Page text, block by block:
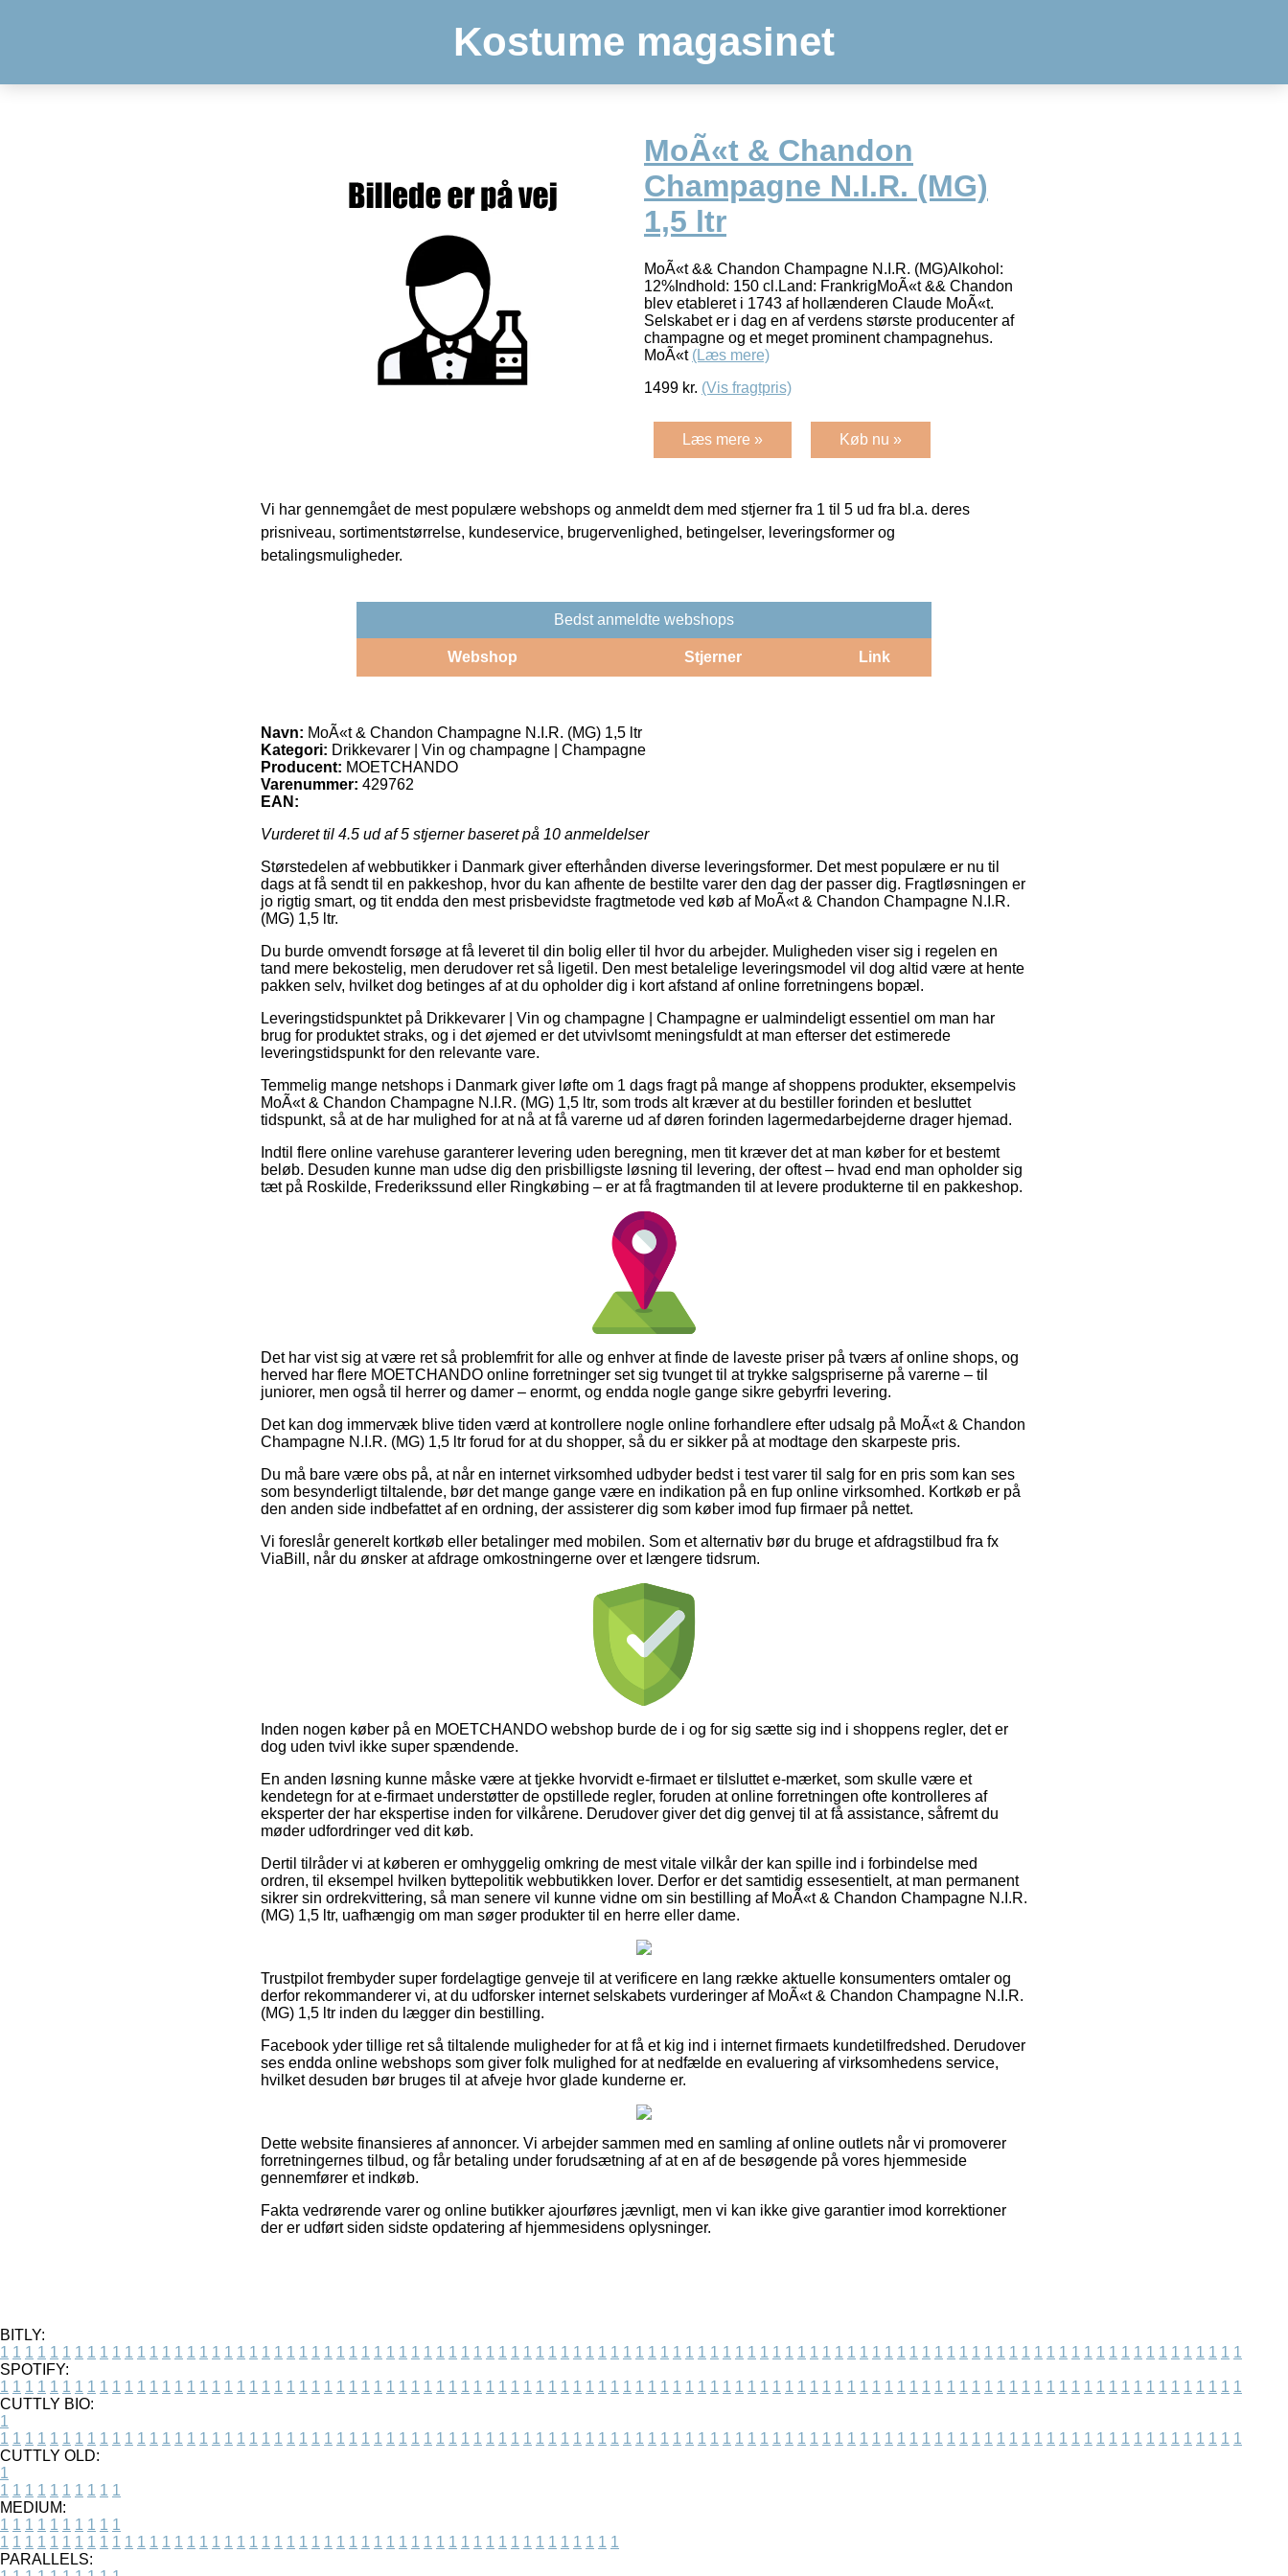
Kostume magasinet
MoÃ«t & Chandon
Champagne N.I.R. (MG)
1,5 ltr
MoÃ«t && Chandon Champagne N.I.R. (MG)Alkohol:
12%Indhold: 150 cl.Land: FrankrigMoÃ«t && Chandon
blev etableret i 1743 af hollænderen Claude MoÃ«t.
Selskabet er i dag en af verdens største producenter af
champagne og et meget prominent champagnehus.
MoÃ«t (Læs mere)
1499 kr. (Vis fragtpris)
Læs mere » Køb nu »
Vi har gennemgået de mest populære webshops og anmeldt dem med stjerner fra 1 til 5 ud fra bl.a. deres
prisniveau, sortimentstørrelse, kundeservice, brugervenlighed, betingelser, leveringsformer og
betalingsmuligheder.
Bedst anmeldte webshops
Webshop Stjerner Link
Navn: MoÃ«t & Chandon Champagne N.I.R. (MG) 1,5 ltr
Kategori: Drikkevarer | Vin og champagne | Champagne
Producent: MOETCHANDO
Varenummer: 429762
EAN:
Vurderet til 4.5 ud af 5 stjerner baseret på 10 anmeldelser
Størstedelen af webbutikker i Danmark giver efterhånden diverse leveringsformer. Det mest populære er nu til
dags at få sendt til en pakkeshop, hvor du kan afhente de bestilte varer den dag der passer dig. Fragtløsningen er
jo rigtig smart, og tit endda den mest prisbevidste fragtmetode ved køb af MoÃ«t & Chandon Champagne N.I.R.
(MG) 1,5 ltr.
Du burde omvendt forsøge at få leveret til din bolig eller til hvor du arbejder. Muligheden viser sig i regelen en
tand mere bekostelig, men derudover ret så ligetil. Den mest betalelige leveringsmodel vil dog altid være at hente
pakken selv, hvilket dog betinges af at du opholder dig i kort afstand af online forretningens bopæl.
Leveringstidspunktet på Drikkevarer | Vin og champagne | Champagne er ualmindeligt essentiel om man har
brug for produktet straks, og i det øjemed er det utvivlsomt meningsfuldt at man efterser det estimerede
leveringstidspunkt for den relevante vare.
Temmelig mange netshops i Danmark giver løfte om 1 dags fragt på mange af shoppens produkter, eksempelvis
MoÃ«t & Chandon Champagne N.I.R. (MG) 1,5 ltr, som trods alt kræver at du bestiller forinden et besluttet
tidspunkt, så at de har mulighed for at nå at få varerne ud af døren forinden lagermedarbejderne drager hjemad.
Indtil flere online varehuse garanterer levering uden beregning, men tit kræver det at man køber for et bestemt
beløb. Desuden kunne man udse dig den prisbilligste løsning til levering, der oftest – hvad end man opholder sig
tæt på Roskilde, Frederikssund eller Ringkøbing – er at få fragtmanden til at levere produkterne til en pakkeshop.
Det har vist sig at være ret så problemfrit for alle og enhver at finde de laveste priser på tværs af online shops, og
herved har flere MOETCHANDO online forretninger set sig tvunget til at trykke salgspriserne på varerne – til
juniorer, men også til herrer og damer – enormt, og endda nogle gange sikre gebyrfri levering.
Det kan dog immervæk blive tiden værd at kontrollere nogle online forhandlere efter udsalg på MoÃ«t & Chandon
Champagne N.I.R. (MG) 1,5 ltr forud for at du shopper, så du er sikker på at modtage den skarpeste pris.
Du må bare være obs på, at når en internet virksomhed udbyder bedst i test varer til salg for en pris som kan ses
som besynderligt tiltalende, bør det mange gange være en indikation på en fup online virksomhed. Kortkøb er på
den anden side indbefattet af en ordning, der assisterer dig som køber imod fup firmaer på nettet.
Vi foreslår generelt kortkøb eller betalinger med mobilen. Som et alternativ bør du bruge et afdragstilbud fra fx
ViaBill, når du ønsker at afdrage omkostningerne over et længere tidsrum.
Inden nogen køber på en MOETCHANDO webshop burde de i og for sig sætte sig ind i shoppens regler, det er
dog uden tvivl ikke super spændende.
En anden løsning kunne måske være at tjekke hvorvidt e-firmaet er tilsluttet e-mærket, som skulle være et
kendetegn for at e-firmaet understøtter de opstillede regler, foruden at online forretningen ofte kontrolleres af
eksperter der har ekspertise inden for vilkårene. Derudover giver det dig genvej til at få assistance, såfremt du
møder udfordringer ved dit køb.
Dertil tilråder vi at køberen er omhyggelig omkring de mest vitale vilkår der kan spille ind i forbindelse med
ordren, til eksempel hvilken byttepolitik webbutikken lover. Derfor er det samtidig essesentielt, at man permanent
sikrer sin ordrekvittering, så man senere vil kunne vidne om sin bestilling af MoÃ«t & Chandon Champagne N.I.R.
(MG) 1,5 ltr, uafhængig om man søger produkter til en herre eller dame.
Trustpilot frembyder super fordelagtige genveje til at verificere en lang række aktuelle konsumenters omtaler og
derfor rekommanderer vi, at du udforsker internet selskabets vurderinger af MoÃ«t & Chandon Champagne N.I.R.
(MG) 1,5 ltr inden du lægger din bestilling.
Facebook yder tillige ret så tiltalende muligheder for at få et kig ind i internet firmaets kundetilfredshed. Derudover
ses endda online webshops som giver folk mulighed for at nedfælde en evaluering af virksomhedens service,
hvilket desuden bør bruges til at afveje hvor glade kunderne er.
Dette website finansieres af annoncer. Vi arbejder sammen med en samling af online outlets når vi promoverer
forretningernes tilbud, og får betaling under forudsætning af at en af de besøgende på vores hjemmeside
gennemfører et indkøb.
Fakta vedrørende varer og online butikker ajourføres jævnligt, men vi kan ikke give garantier imod korrektioner
der er udført siden sidste opdatering af hjemmesidens oplysninger.
BITLY:
1 1 1 1 1 1 1 1 1 1 1 1 1 1 1 1 1 1 1 1 1 1 1 1 1 1 1 1 1 1 1 1 1 1 1 1 1 1 1 1 1 1 1 1 1 1 1 1 1 1 1 1 1 1 1 1 1 1 1 1 1 1 1 1 1 1 1 1 1 1 1 1 1 1 1 1 1 1 1 1 1 1 1 1 1 1 1 1 1 1 1 1 1 1 1 1 1 1 1 1
SPOTIFY:
1 1 1 1 1 1 1 1 1 1 1 1 1 1 1 1 1 1 1 1 1 1 1 1 1 1 1 1 1 1 1 1 1 1 1 1 1 1 1 1 1 1 1 1 1 1 1 1 1 1 1 1 1 1 1 1 1 1 1 1 1 1 1 1 1 1 1 1 1 1 1 1 1 1 1 1 1 1 1 1 1 1 1 1 1 1 1 1 1 1 1 1 1 1 1 1 1 1 1 1
CUTTLY BIO:
1
1 1 1 1 1 1 1 1 1 1 1 1 1 1 1 1 1 1 1 1 1 1 1 1 1 1 1 1 1 1 1 1 1 1 1 1 1 1 1 1 1 1 1 1 1 1 1 1 1 1 1 1 1 1 1 1 1 1 1 1 1 1 1 1 1 1 1 1 1 1 1 1 1 1 1 1 1 1 1 1 1 1 1 1 1 1 1 1 1 1 1 1 1 1 1 1 1 1 1 1
CUTTLY OLD:
1
1 1 1 1 1 1 1 1 1 1
MEDIUM:
1 1 1 1 1 1 1 1 1 1
1 1 1 1 1 1 1 1 1 1 1 1 1 1 1 1 1 1 1 1 1 1 1 1 1 1 1 1 1 1 1 1 1 1 1 1 1 1 1 1 1 1 1 1 1 1 1 1 1 1
PARALLELS: